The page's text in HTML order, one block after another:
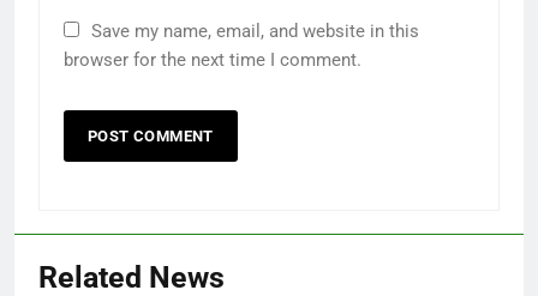
Save my name, email, and website in this
browser for the next time I comment.
Related News